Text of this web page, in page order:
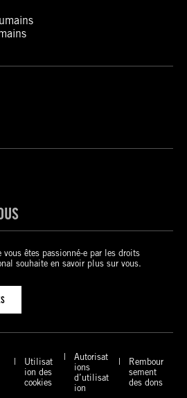
êtes passionné-e par les droits
souhaite en savoir plus sur vous.
Utilisat
ion des
cookies
Autorisat
ions
d’utilisat
ion
Rembour
sement
des dons